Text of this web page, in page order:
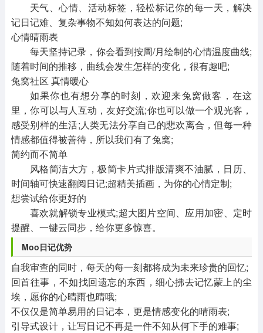
天气、心情、活动标签，轻松标记你的每一天，解决
记日记难、复杂事物不知如何表达的问题;
心情晴雨表
每天坚持记录，你会看到按周/月绘制的心情温度曲线;
随着时间的推移，曲线会发生怎样的变化，很有趣吧;
兔窝社区 真情暖心
如果你也有想分享的时刻，欢迎来兔窝做客，在这
里，你可以与人互动，友好交流;你也可以做一个观光客，
感受别样的生活;人类无法分享自己的悲欢离合，但每一种
情感都值得被善待，所以我们有了兔窝;
简约而不简单
风格简洁大方，极简卡片式排版清爽不油腻，日历、
时间轴可快速翻阅日记;超精美插画，为你的心情定制;
想尝试给你更好的
喜欢就解锁专业模式;超大图片空间、应用加密、定时
提醒、一键云同步，给你更多惊喜。
Moo日记优势
自我审查的同时，每天的每一刻都将成为未来珍贵的回忆;
回首往事，不如找回遗忘的东西，细心拂去记忆蒙上的尘
埃，愿你的心晴雨也晴哦;
不仅仅是简单易用的日记本，更是情感变化的晴雨表;
引导式设计，让写日记不再是一件不知从何下手的难事;